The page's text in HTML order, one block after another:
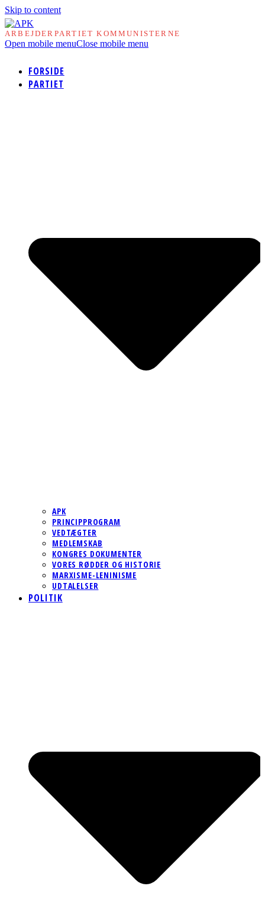
Skip to content
ARBEJDERPARTIET KOMMUNISTERNE
Open mobile menuClose mobile menu
FORSIDE
PARTIET
APK
PRINCIPPROGRAM
VEDTÆGTER
MEDLEMSKAB
KONGRES DOKUMENTER
VORES RØDDER OG HISTORIE
MARXISME-LENINISME
UDTALELSER
POLITIK